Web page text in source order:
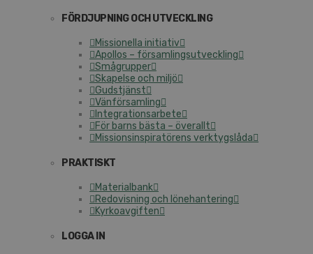
FÖRDJUPNING OCH UTVECKLING
Missionella initiativ
Apollos – församlingsutveckling
Smågrupper
Skapelse och miljö
Gudstjänst
Vänförsamling
Integrationsarbete
För barns bästa – överallt
Missionsinspiratörens verktygslåda
PRAKTISKT
Materialbank
Redovisning och lönehantering
Kyrkoavgiften
LOGGA IN